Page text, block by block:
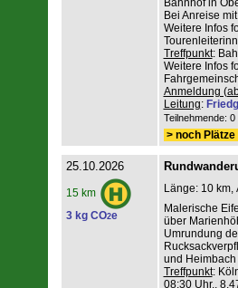
Bahnhof in
Bei Anreise
Weitere Infos
Treffpunkt:
Weitere Infos
Anmeldung
Leitung:
Teilnehmende:
> noch
25.10.2026
15 km
3 kg CO2e
Länge: 10 km,
Malerische
über
Umrundung
und
Treffpunkt:
08:30 Uhr.,